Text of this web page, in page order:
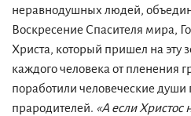
неравнодушных людей,
Воскресение Спасителя мира,
Христа, который пришел на эту
каждого человека от пленения
поработили человеческие души
прародителей. «А если Христос